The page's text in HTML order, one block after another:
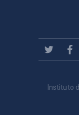
Instituto